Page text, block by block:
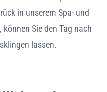
in unserem Spa- und
Sie den Tag nach
lassen.